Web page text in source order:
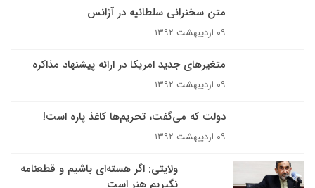
متن سخنرانی سلطانیه در آژانس
۰۹ اردیبهشت ۱۳۹۲
متغیرهای جدید امریکا در ارائه پیشنهاد مذاکره
۰۹ اردیبهشت ۱۳۹۲
دولت که می‌گفت، تحریم‌ها کاغذ پاره است!
۰۹ اردیبهشت ۱۳۹۲
ولایتی: اگر هسته‌ای باشیم و قطعنامه
نگیریم هنر است